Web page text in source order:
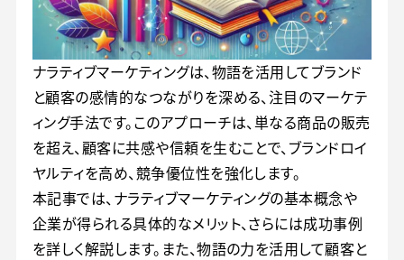
ナラティブマーケティングは、物語を活用してブランド
と顧客の感情的なつながりを深める、注目のマーケテ
ィング手法です。このアプローチは、単なる商品の販売
を超え、顧客に共感や信頼を生むことで、ブランドロイ
ヤルティを高め、競争優位性を強化します。
本記事では、ナラティブマーケティングの基本概念や
企業が得られる具体的なメリット、さらには成功事例
を詳しく解説します。また、物語の力を活用して顧客と